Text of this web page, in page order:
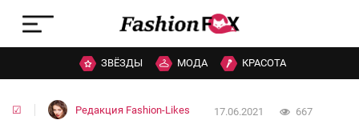
ЗВЁЗДЫ МОДА КРАСОТА
☑ Редакция Fashion-Likes 17.06.2021 667